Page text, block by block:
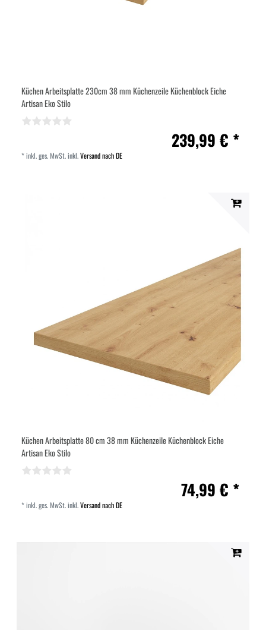
Küchen Arbeitsplatte 230cm 38 mm Küchenzeile Küchenblock Eiche
Artisan Eko Stilo
239,99 € *
*inkl. ges. MwSt.inkl.Versand nach DE
Küchen Arbeitsplatte 80 cm 38 mm Küchenzeile Küchenblock Eiche
Artisan Eko Stilo
74,99 € *
*inkl. ges. MwSt.inkl.Versand nach DE